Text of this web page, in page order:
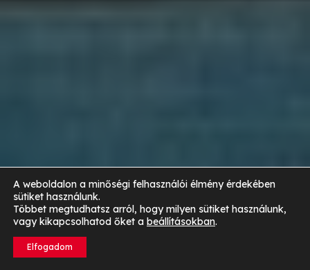
A weboldalon a minőségi felhasználói élmény érdekében
sütiket használunk.
Többet megtudhatsz arról, hogy milyen sütiket használunk,
vagy kikapcsolhatod őket a beállításokban.
Elfogadom